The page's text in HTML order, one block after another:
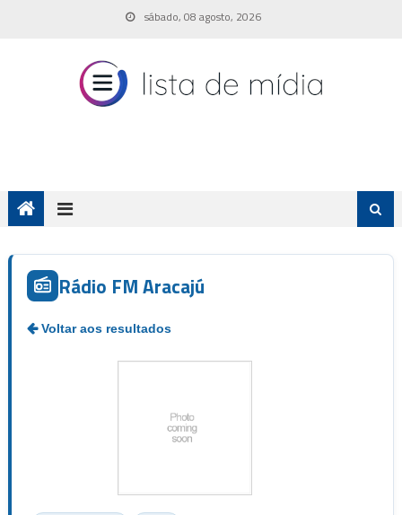
sábado, 08 agosto, 2026
Rádio FM Aracajú